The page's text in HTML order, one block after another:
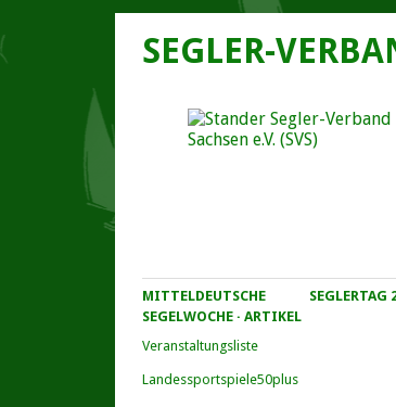
SEGLER-
MITTELDEUTSCHE
SEGELWOCHE · ARTIKEL
Veranstaltungs­liste
Landessportspiele50plus
SEGLERTAG